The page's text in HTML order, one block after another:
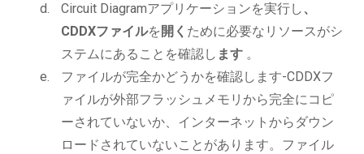
Circuit Diagramアプリケーションを実行し、
CDDXファイルを 開く ために必要なリソースがシ
ステムにあることを確認し ます 。
ファイルが完全かどうかを確認します-CDDXフ
ァイルが外部フラッシュメモリから完全にコピ
ーされていないか、インターネットからダウン
ロードされていないことがあります。ファイル